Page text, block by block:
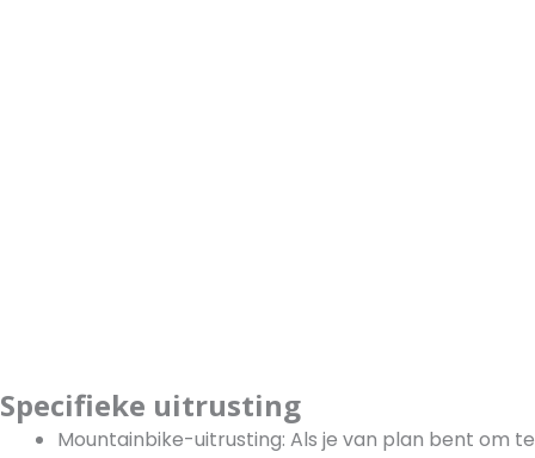
Specifieke uitrusting
Mountainbike-uitrusting: Als je van plan bent om te